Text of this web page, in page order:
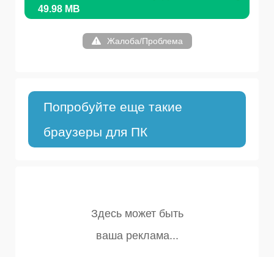
49.98 MB
Жалоба/Проблема
Попробуйте еще такие
браузеры для ПК